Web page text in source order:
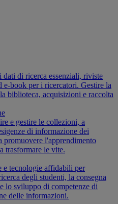
dati di ricerca essenziali, riviste
e-book per i ricercatori. Gestire la
biblioteca, acquisizioni e raccolta
e gestire le collezioni, a
di informazione dei
promuovere l'apprendimento
trasformare le vite.
e tecnologie affidabili per
degli studenti, la consegna
lo sviluppo di competenze di
delle informazioni.